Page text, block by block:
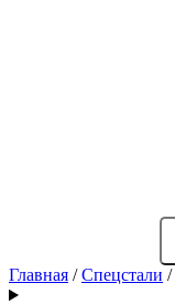
Главная /Спецстали /